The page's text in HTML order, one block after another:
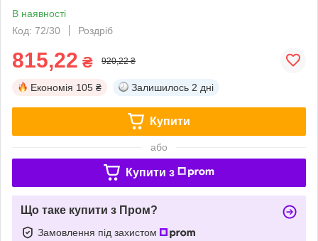
В наявності
Код: 72/30
Роздріб
815,22 ₴ 920,22 ₴
Економія 105 ₴ Залишилось 2 дні
Купити
або
Купити з
Що таке купити з Пром?
Замовлення під захистом